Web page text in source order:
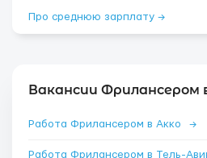
Про среднюю зарплату →
Вакансии Фрилансером
Работа Фрилансером в Акко →
Работа Фрилансером в Тель-